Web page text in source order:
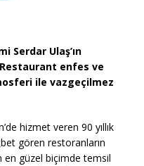
n
Serdar Ulaş’ın
enfes ve
ile vazgeçilmez
hizmet veren 90 yıllık
gören restoranların
en güzel biçimde temsil